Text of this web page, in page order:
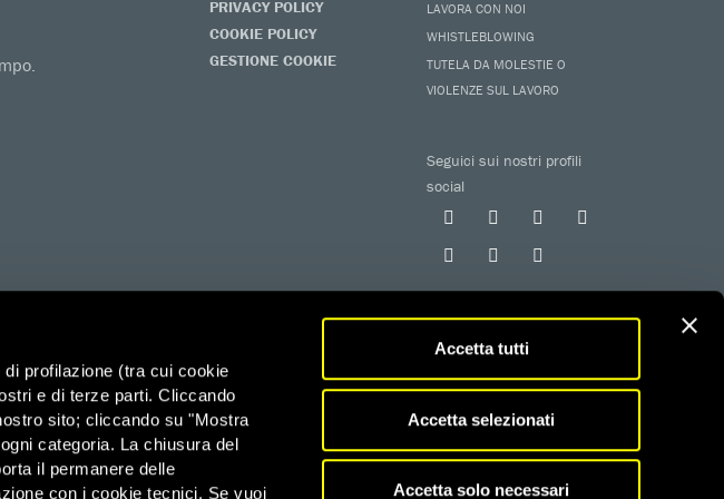
profilazione (tra cui cookie
e di terze parti. Cliccando
sito; cliccando su "Mostra
categoria. La chiusura del
il permanere delle
con i cookie tecnici. Se vuoi
Accetta tutti
Accetta selezionati
Accetta solo necessari
PRIVACY POLICY
COOKIE POLICY
GESTIONE COOKIE
LAVORA CON NOI
WHISTLEBLOWING
TUTELA DA MOLESTIE O
VIOLENZE SUL LAVORO
Seguici sui nostri profili
social
di Volontariato iscritta al RUNTS con determinazione n. G02926 del
C.F. 03031110582 –Agevolazioni fiscali